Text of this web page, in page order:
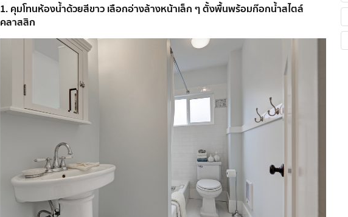
1. คุมโทนห้องน้ำด้วยสีขาว เลือกอ่างล้างหน้าเล็ก ๆ ตั้งพื้นพร้อมก๊อกน้ำสไตล์
คลาสสิก